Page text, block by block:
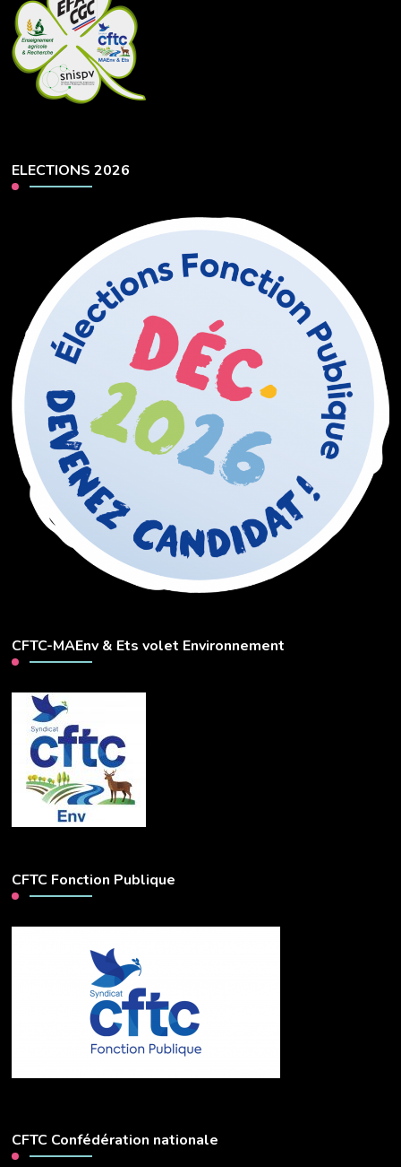
ELECTIONS 2026
CFTC-MAEnv & Ets volet Environnement
CFTC Fonction Publique
CFTC Confédération nationale